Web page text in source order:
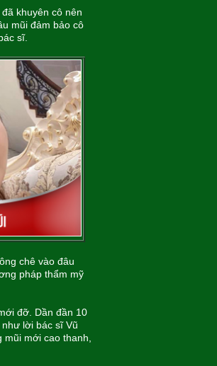
khuyên cô nên
mũi đảm bảo cô
sĩ.
chê vào đâu
pháp thẩm mỹ
đỡ. Dần đần 10
lời bác sĩ Vũ
mũi mới cao thanh,